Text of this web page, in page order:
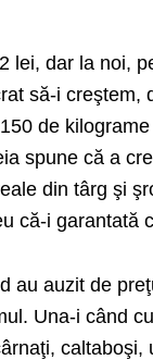
lei, dar la noi,
să-i creştem,
de
spune că a
din târg şi
că-i garantată
au auzit de
Una-i când
caltaboşi,